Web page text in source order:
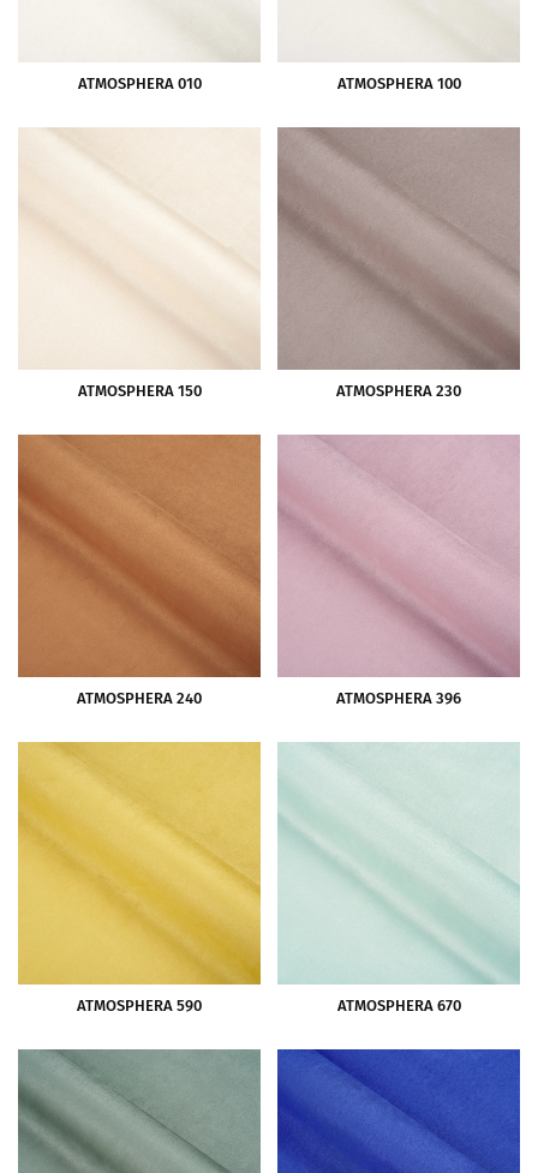
ATMOSPHERA 010 ATMOSPHERA 100
ATMOSPHERA 150 ATMOSPHERA 230
ATMOSPHERA 240 ATMOSPHERA 396
ATMOSPHERA 590 ATMOSPHERA 670